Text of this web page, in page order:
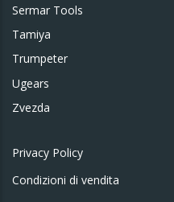
Sermar Tools
Tamiya
Trumpeter
Ugears
Zvezda
Privacy Policy
Condizioni di vendita